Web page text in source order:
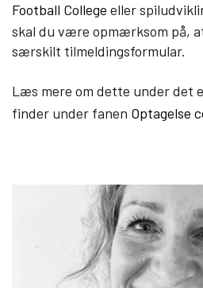
Football College eller
skal du være opmærksom på,
særskilt tilmeldingsformular.
Læs mere om dette under det
finder under fanen Optagelse